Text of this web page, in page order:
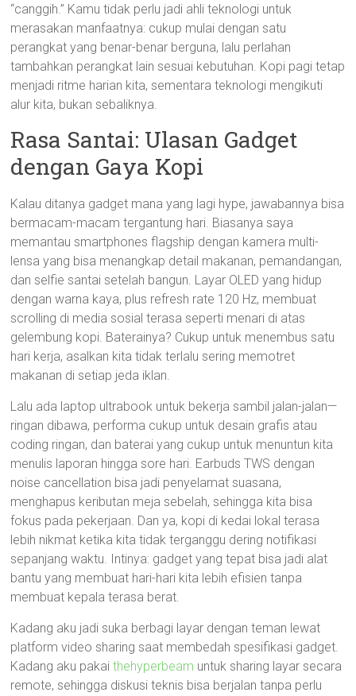
“canggih.” Kamu tidak perlu jadi ahli teknologi untuk
merasakan manfaatnya: cukup mulai dengan satu
perangkat yang benar-benar berguna, lalu perlahan
tambahkan perangkat lain sesuai kebutuhan. Kopi pagi tetap
menjadi ritme harian kita, sementara teknologi mengikuti
alur kita, bukan sebaliknya.
Rasa Santai: Ulasan Gadget
dengan Gaya Kopi
Kalau ditanya gadget mana yang lagi hype, jawabannya bisa
bermacam-macam tergantung hari. Biasanya saya
memantau smartphones flagship dengan kamera multi-
lensa yang bisa menangkap detail makanan, pemandangan,
dan selfie santai setelah bangun. Layar OLED yang hidup
dengan warna kaya, plus refresh rate 120 Hz, membuat
scrolling di media sosial terasa seperti menari di atas
gelembung kopi. Baterainya? Cukup untuk menembus satu
hari kerja, asalkan kita tidak terlalu sering memotret
makanan di setiap jeda iklan.
Lalu ada laptop ultrabook untuk bekerja sambil jalan-jalan—
ringan dibawa, performa cukup untuk desain grafis atau
coding ringan, dan baterai yang cukup untuk menuntun kita
menulis laporan hingga sore hari. Earbuds TWS dengan
noise cancellation bisa jadi penyelamat suasana,
menghapus keributan meja sebelah, sehingga kita bisa
fokus pada pekerjaan. Dan ya, kopi di kedai lokal terasa
lebih nikmat ketika kita tidak terganggu dering notifikasi
sepanjang waktu. Intinya: gadget yang tepat bisa jadi alat
bantu yang membuat hari-hari kita lebih efisien tanpa
membuat kepala terasa berat.
Kadang aku jadi suka berbagi layar dengan teman lewat
platform video sharing saat membedah spesifikasi gadget.
Kadang aku pakaithehyperbeam untuk sharing layar secara
remote, sehingga diskusi teknis bisa berjalan tanpa perlu